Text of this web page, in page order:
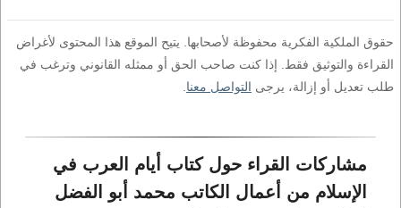
حقوق الملكية الفكرية محفوظة لأصحابها. يتيح الموقع هذا المحتوى لأغراض
القراءة والتوثيق فقط. إذا كنت صاحب الحق أو ممثله القانوني وترغب في
طلب تعديل أو إزالة، يرجى التواصل معنا
مشاركات القراء حول كتاب أيام العرب في
الإسلام من أعمال الكاتب محمد أبو الفضل